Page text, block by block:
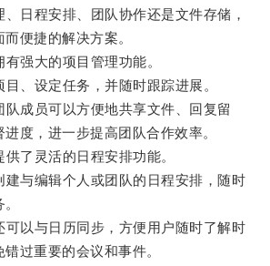
程安排、团队协作还是文件存储，
便捷的解决方案。
强大的项目管理功能。
设定任务，并随时跟踪进展。
成员可以方便地共享文件、回复留
度，进一步提高团队合作效率。
灵活的日程安排功能。
与编辑个人或团队的日程安排，随时
以与日历同步，方便用户随时了解时
过重要的会议和事件。